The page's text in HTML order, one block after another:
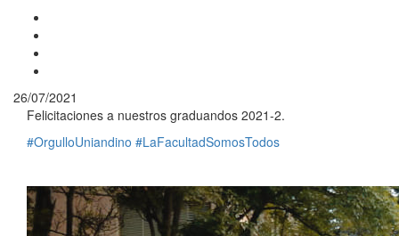
26/07/2021
Felicitaciones a nuestros graduandos 2021-2.
#OrgulloUniandino #LaFacultadSomosTodos